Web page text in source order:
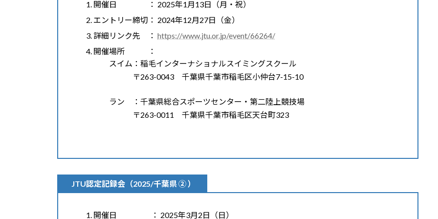
開催日 ： 2025年1月13日（月・祝）
エントリー締切： 2024年12月27日（金）
詳細リンク先 ： https://www.jtu.or.jp/event/66264/
開催場所 ：
スイム：稲毛インターナショナルスイミングスクール
〒263-0043 千葉県千葉市稲毛区小仲台7-15-10
ラン ：千葉県総合スポーツセンター・第二陸上競技場
〒263-0011 千葉県千葉市稲毛区天台町323
JTU認定記録会（2025/千葉県 ② ）
開催日 ： 2025年3月2日（日）